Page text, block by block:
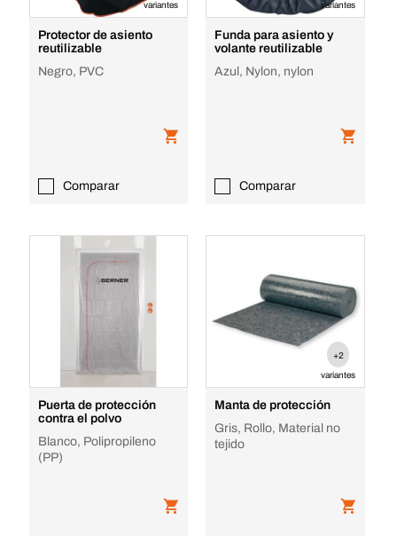
variantes
Protector de asiento
reutilizable
Negro, PVC
Comparar
variantes
Funda para asiento y
volante reutilizable
Azul, Nylon, nylon
Comparar
Puerta de protección
contra el polvo
Blanco, Polipropileno
(PP)
+2
variantes
Manta de protección
Gris, Rollo, Material no
tejido